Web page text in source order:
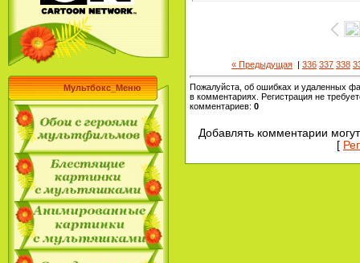
Мультбокс_Меню
« Предыдущая | 336 337 338
Пожалуйста, об ошибках и удаленных
в комментариях. Регистрация не
комментариев: 0
Добавлять комментарии
[